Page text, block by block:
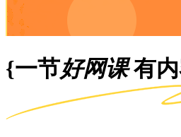
{一节好网课有